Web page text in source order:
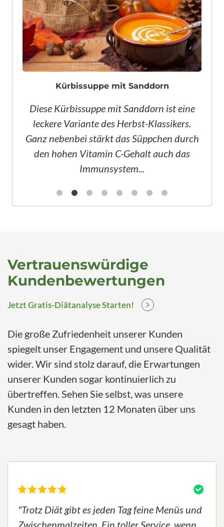
Kürbissuppe mit Sanddorn
Diese Kürbissuppe mit Sanddorn ist eine
leckere Variante des Herbst-Klassikers.
Ganz nebenbei stärkt das Süppchen durch
den hohen Vitamin C-Gehalt auch das
Immunsystem...
Vertrauenswürdige
Kundenbewertungen
Jetzt Gratis-Diätanalyse Starten!
Die große Zufriedenheit unserer Kunden
spiegelt unser Engagement und unsere Qualität
wider. Wir sind stolz darauf, die Erwartungen
unserer Kunden sogar kontinuierlich zu
übertreffen. Sehen Sie selbst, was unsere
Kunden in den letzten 12 Monaten über uns
gesagt haben.
"Trotz Diät gibt es jeden Tag feine Menüs und
Zwischenmalzeiten. Ein toller Service, wenn